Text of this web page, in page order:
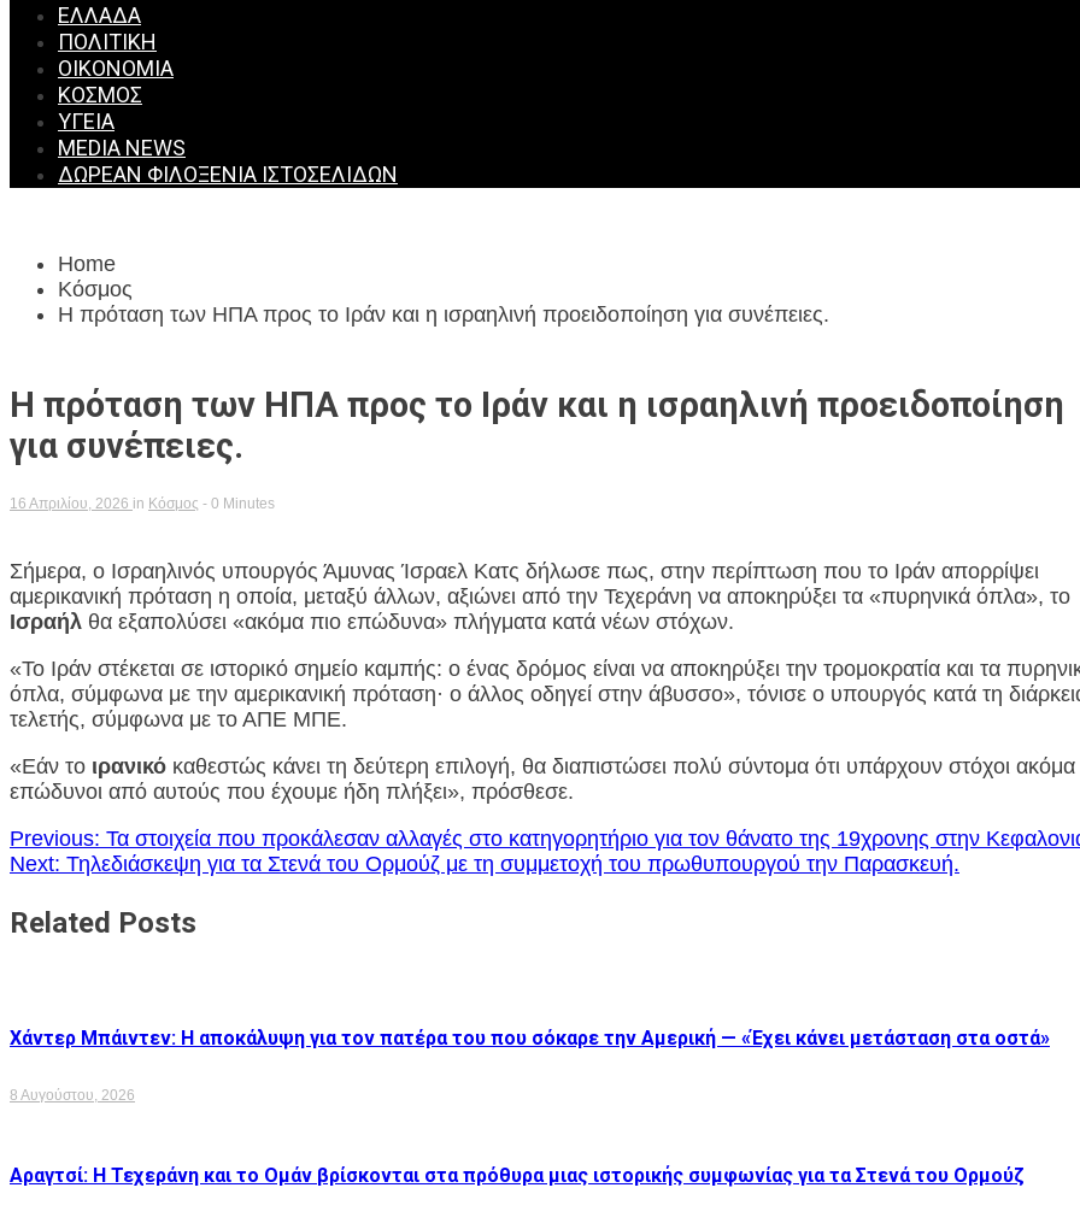
ΕΛΛΆΔΑ
ΠΟΛΙΤΙΚΉ
ΟΙΚΟΝΟΜΊΑ
ΚΌΣΜΟΣ
ΥΓΕΊΑ
MEDIA NEWS
ΔΩΡΕΆΝ ΦΙΛΟΞΕΝΊΑ ΙΣΤΟΣΕΛΊΔΩΝ
Home
Κόσμος
Η πρόταση των ΗΠΑ προς το Ιράν και η ισραηλινή προειδοποίηση για συνέπειες.
Η πρόταση των ΗΠΑ προς το Ιράν και η ισραηλινή προειδοποίηση
για συνέπειες.
16 Απριλίου, 2026 in Κόσμος - 0 Minutes
Σήμερα, ο Ισραηλινός υπουργός Άμυνας Ίσραελ Κατς δήλωσε πως, στην περίπτωση που το Ιράν απορρίψει
αμερικανική πρόταση η οποία, μεταξύ άλλων, αξιώνει από την Τεχεράνη να αποκηρύξει τα «πυρηνικά όπλα», το
Ισραήλ θα εξαπολύσει «ακόμα πιο επώδυνα» πλήγματα κατά νέων στόχων.
«Το Ιράν στέκεται σε ιστορικό σημείο καμπής: ο ένας δρόμος είναι να αποκηρύξει την τρομοκρατία και τα
όπλα, σύμφωνα με την αμερικανική πρόταση· ο άλλος οδηγεί στην άβυσσο», τόνισε ο υπουργός κατά τη
τελετής, σύμφωνα με το ΑΠΕ ΜΠΕ.
«Εάν το ιρανικό καθεστώς κάνει τη δεύτερη επιλογή, θα διαπιστώσει πολύ σύντομα ότι υπάρχουν στόχοι ακόμα
επώδυνοι από αυτούς που έχουμε ήδη πλήξει», πρόσθεσε.
Πλοήγηση
άρθρων
Previous: Τα στοιχεία που προκάλεσαν αλλαγές στο κατηγορητήριο για τον θάνατο της 19χρονης στην
Next: Τηλεδιάσκεψη για τα Στενά του Ορμούζ με τη συμμετοχή του πρωθυπουργού την Παρασκευή.
Related Posts
Χάντερ Μπάιντεν: Η αποκάλυψη για τον πατέρα του που σόκαρε την Αμερική — «Έχει κάνει μετάσταση στα οστά»
8 Αυγούστου, 2026
Αραγτσί: Η Τεχεράνη και το Ομάν βρίσκονται στα πρόθυρα μιας ιστορικής συμφωνίας για τα Στενά του Ορμούζ